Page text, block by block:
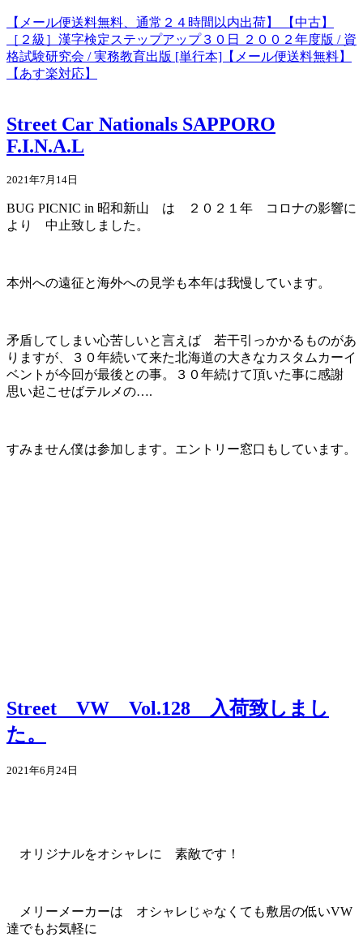
【メール便送料無料、通常２４時間以内出荷】 【中古】
［２級］漢字検定ステップアップ３０日 ２００２年度版 / 資
格試験研究会 / 実務教育出版 [単行本]【メール便送料無料】
【あす楽対応】
Street Car Nationals SAPPORO
F.I.N.A.L
2021年7月14日
BUG PICNIC in 昭和新山 は ２０２１年 コロナの影響に
より 中止致しました。
本州への遠征と海外への見学も本年は我慢しています。
矛盾してしまい心苦しいと言えば 若干引っかかるものがあ
りますが、３０年続いて来た北海道の大きなカスタムカーイ
ベントが今回が最後との事。３０年続けて頂いた事に感謝
思い起こせばテルメの….
すみません僕は参加します。エントリー窓口もしています。
Street VW Vol.128 入荷致しまし
た。
2021年6月24日
オリジナルをオシャレに 素敵です！
メリーメーカーは オシャレじゃなくても敷居の低いVW
達でもお気軽に